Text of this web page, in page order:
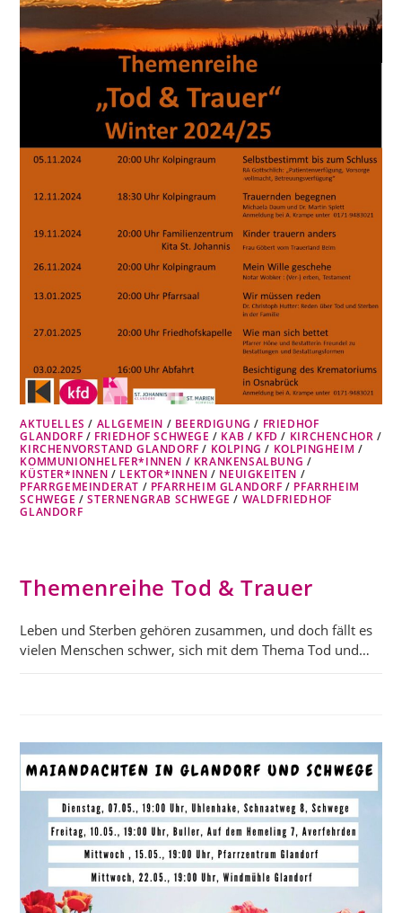
AKTUELLES / ALLGEMEIN / BEERDIGUNG / FRIEDHOF
GLANDORF / FRIEDHOF SCHWEGE / KAB / KFD / KIRCHENCHOR /
KIRCHENVORSTAND GLANDORF / KOLPING / KOLPINGHEIM /
KOMMUNIONHELFER*INNEN / KRANKENSALBUNG /
KÜSTER*INNEN / LEKTOR*INNEN / NEUIGKEITEN /
PFARRGEMEINDERAT / PFARRHEIM GLANDORF / PFARRHEIM
SCHWEGE /STERNENGRAB SCHWEGE / WALDFRIEDHOF
GLANDORF
Themenreihe Tod & Trauer
Leben und Sterben gehören zusammen, und doch fällt es
vielen Menschen schwer, sich mit dem Thema Tod und…